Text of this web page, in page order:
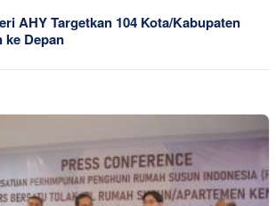
AHY Targetkan 104 Kota/Kabupaten
ke Depan